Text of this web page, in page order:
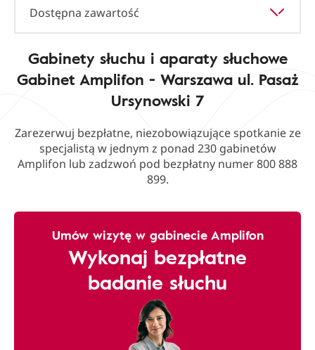
Dostępna zawartość
Gabinety słuchu i aparaty słuchowe
Gabinet Amplifon - Warszawa ul. Pasaż
Ursynowski 7
Zarezerwuj bezpłatne, niezobowiązujące spotkanie ze
specjalistą w jednym z ponad 230 gabinetów
Amplifon lub zadzwoń pod bezpłatny numer 800 888
899.
Umów wizytę w gabinecie Amplifon
Wykonaj bezpłatne
badanie słuchu